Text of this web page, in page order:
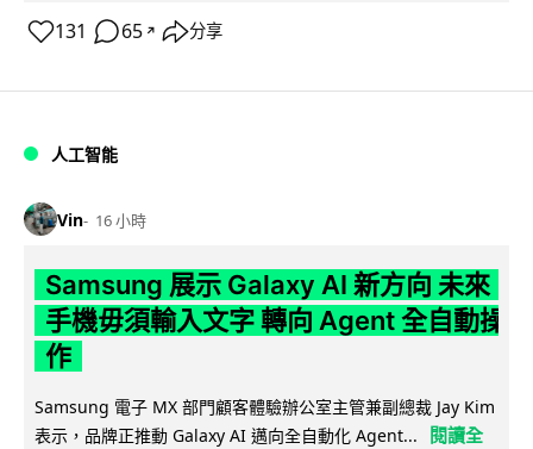
131 65 ↗ 分享
人工智能
Vin 16 小時
Samsung 展示 Galaxy AI 新方向 未來
手機毋須輸入文字 轉向 Agent 全自動操
作
Samsung 電子 MX 部門顧客體驗辦公室主管兼副總裁 Jay Kim
表示，品牌正推動 Galaxy AI 邁向全自動化 Agent...
閱讀全